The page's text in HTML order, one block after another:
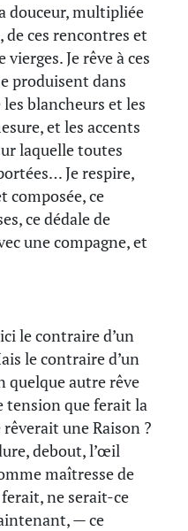
douceur, multipliée
ces rencontres et
Je rêve à ces
produisent dans
blancheurs et les
et les accents
laquelle toutes
Je respire,
composée, ce
ce dédale de
une compagne, et
le contraire d’un
le contraire d’un
quelque autre rêve
tension que ferait la
une Raison ?
debout, l’œil
maîtresse de
ferait, ne serait-ce
— ce